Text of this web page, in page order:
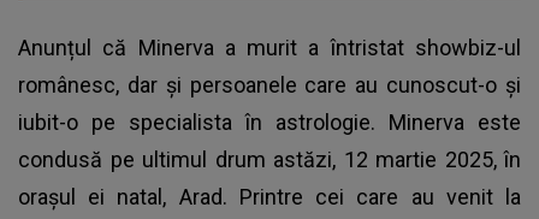
Anunțul că Minerva a murit a întristat showbiz-ul
românesc, dar și persoanele care au cunoscut-o și
iubit-o pe specialista în astrologie. Minerva este
condusă pe ultimul drum astăzi, 12 martie 2025, în
orașul ei natal, Arad. Printre cei care au venit la